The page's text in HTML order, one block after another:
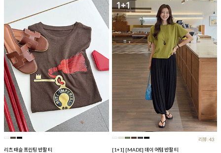
리츠 태슬 프린팅 반팔 티
리뷰:43
[1+1] [MADE] 데이 어텀 반팔 티